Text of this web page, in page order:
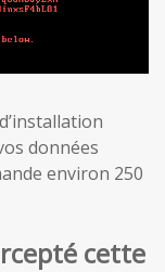
données
environ 250
cette